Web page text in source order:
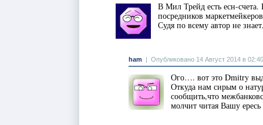
В Мил Трейд есть есн-
посредников
Судя по всему автор не
ham Опубликовано 14 Август 2014 в 02:40
Ого…. вот это Dmitry
Откуда нам сирым о
сообщить,что
молчит читая Вашу ересь